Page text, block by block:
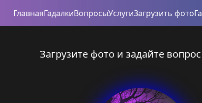
ГлавнаяГадалкиВопросыУслугиЗагрузить фото
Загрузите фото и задайте